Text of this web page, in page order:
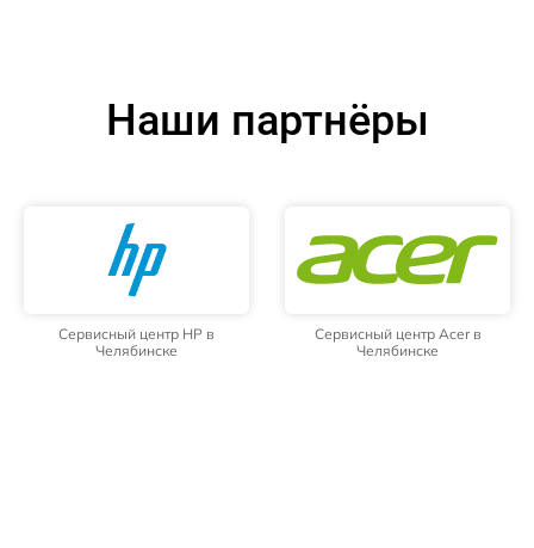
Наши партнёры
Сервисный центр HP в
Челябинске
Сервисный центр Acer в
Челябинске